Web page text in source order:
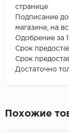
странице
Подписание
магазине, на
Одобрение за
Срок
Срок
Достаточно
Похожие